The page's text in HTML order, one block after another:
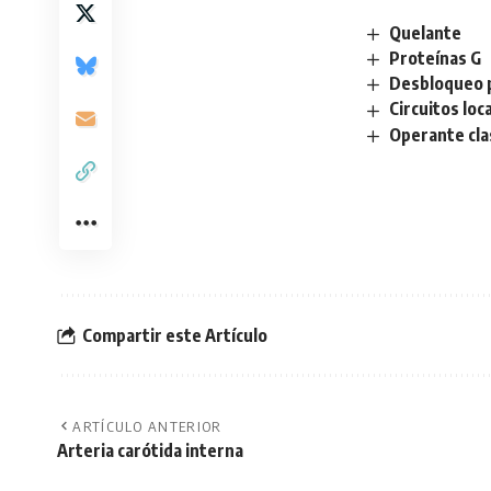
Quelante
Proteínas G
Desbloqueo
Circuitos
Operante
Compartir este Artículo
ARTÍCULO ANTERIOR
Arteria carótida interna